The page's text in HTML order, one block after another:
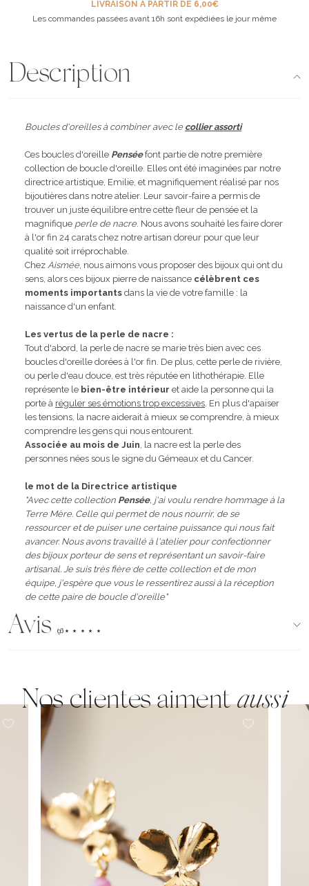
LIVRAISON À PARTIR DE 6,00€
Les commandes passées avant 16h sont expédiées le jour même
Description
Boucles d'oreilles à combiner avec le collier assorti
Ces boucles d'oreille Penséefont partie de notre première
collection de boucle d'oreille. Elles ont été imaginées par notre
directrice artistique, Emilie, et magnifiquement réalisé par nos
bijoutières dans notre atelier. Leur savoir-faire a permis de
trouver un juste équilibre entre cette fleur de pensée et la
magnifique perle de nacre. Nous avons souhaité les faire dorer
à l'or fin 24 carats chez notre artisan doreur pour que leur
qualité soit irréprochable.
Chez Aismée, nous aimons vous proposer des bijoux qui ont du
sens, alors ces bijoux pierre de naissance célèbrent ces
moments importants dans la vie de votre famille : la
naissance d'un enfant.
Les vertus de la perle de nacre :
Tout d'abord, la perle de nacre se marie très bien avec ces
boucles d'oreille dorées à l'or fin . De plus, cette perle de rivière,
ou perle d'eau douce, est très réputée en lithothérapie. Elle
représente le bien-être intérieur et aide la personne qui la
porte à réguler ses émotions trop excessives . En plus d'apaiser
les tensions, la nacre aiderait à mieux se comprendre, à mieux
comprendre les gens qui nous entourent.
Associée au mois de Juin , la nacre est la perle des
personnes nées sous le signe du Gémeaux et du Cancer.
le mot de la Directrice artistique
"Avec cette collection Pensée, j'ai voulu rendre hommage à la
Terre Mère. Celle qui permet de nous nourrir, de se
ressourcer et de puiser une certaine puissance qui nous fait
avancer. Nous avons travaillé à l'atelier pour confectionner
des bijoux porteur de sens et représentant un savoir-faire
artisanal. Je suis très fière de cette collection et de mon
équipe, j'espère que vous le ressentirez aussi à la réception
de cette paire de boucle d'oreille"
Avis (96)
Nos clientes aimentaussi